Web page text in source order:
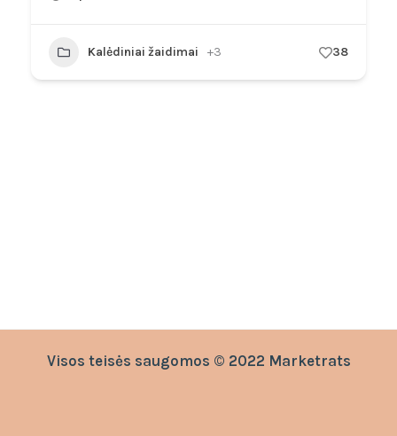
Kalėdiniai žaidimai +3 38
Visos teisės saugomos © 2022 Marketrats